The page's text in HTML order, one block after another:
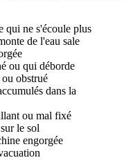
qui ne s'écoule plus
de l'eau sale
ou qui déborde
obstrué
dans la
ou mal fixé
le sol
engorgée